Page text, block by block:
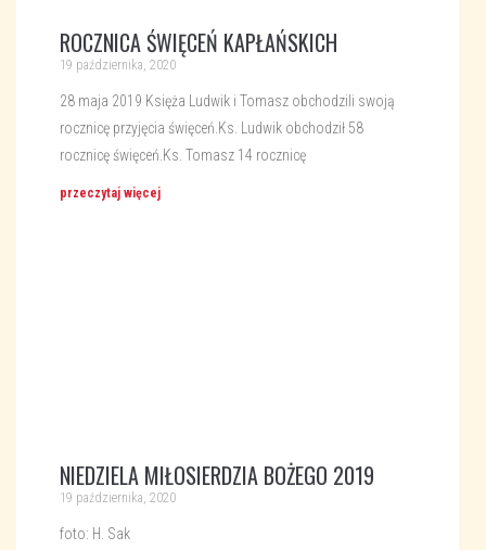
ROCZNICA ŚWIĘCEŃ KAPŁAŃSKICH
19 października, 2020
28 maja 2019 Księża Ludwik i Tomasz obchodzili swoją
rocznicę przyjęcia święceń.Ks. Ludwik obchodził 58
rocznicę święceń.Ks. Tomasz 14 rocznicę
przeczytaj więcej
NIEDZIELA MIŁOSIERDZIA BOŻEGO 2019
19 października, 2020
foto: H. Sak